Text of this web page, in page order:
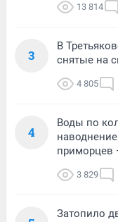
13 814
3
В
снятые на
4 805
4
Воды по
приморцев
3 829
Затопило